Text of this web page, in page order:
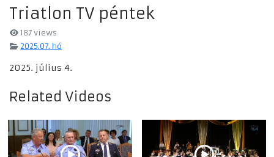
Triatlon TV péntek
187 views
2025.07. hó
2025. július 4.
Related Videos